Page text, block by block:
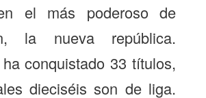
el más poderoso de
la nueva república.
conquistado 33 títulos,
dieciséis son de liga.